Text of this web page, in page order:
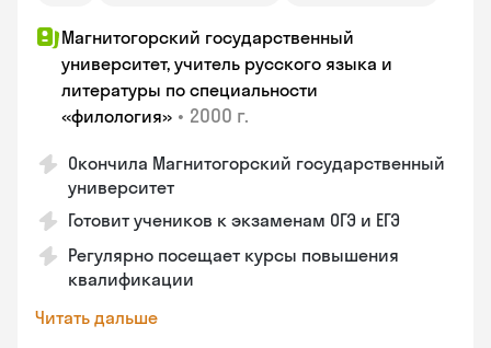
Магнитогорский государственный
университет, учитель русского языка и
литературы по специальности
«филология» • 2000 г.
Окончила Магнитогорский государственный
университет
Готовит учеников к экзаменам ОГЭ и ЕГЭ
Регулярно посещает курсы повышения
квалификации
Читать дальше